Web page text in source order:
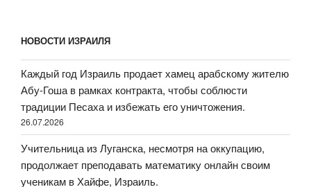
НОВОСТИ ИЗРАИЛЯ
Каждый год Израиль продает хамец арабскому жителю
Абу-Гоша в рамках контракта, чтобы соблюсти
традиции Песаха и избежать его уничтожения.
26.07.2026
Учительница из Луганска, несмотря на оккупацию,
продолжает преподавать математику онлайн своим
ученикам в Хайфе, Израиль.